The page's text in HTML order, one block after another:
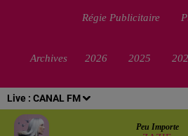
Live : CANAL FM
Peu Importe
Régie Publicitaire
Archives 2026 2025